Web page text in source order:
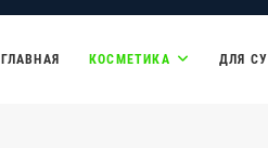
ГЛАВНАЯ КОСМЕТИКА ДЛЯ